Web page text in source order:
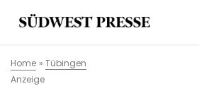
Home » Tübingen
Anzeige